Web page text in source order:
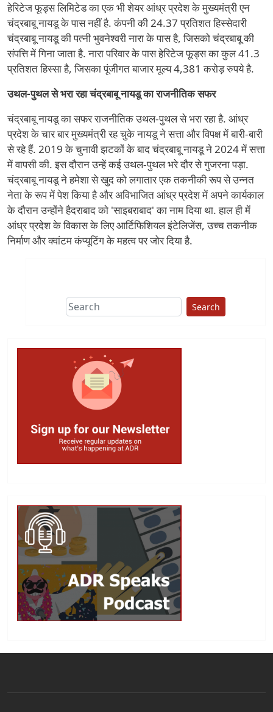
हेरिटेज फूड्स लिमिटेड का एक भी शेयर आंध्र प्रदेश के मुख्यमंत्री एन
चंद्रबाबू नायडू के पास नहीं है. कंपनी की 24.37 प्रतिशत हिस्सेदारी
चंद्रबाबू नायडू की पत्नी भुवनेश्वरी नारा के पास है, जिसको चंद्रबाबू की
संपत्ति में गिना जाता है. नारा परिवार के पास हेरिटेज फूड्स का कुल 41.3
प्रतिशत हिस्सा है, जिसका पूंजीगत बाजार मूल्य 4,381 करोड़ रुपये है.
उथल-पुथल से भरा रहा चंद्रबाबू नायडू का राजनीतिक सफर
चंद्रबाबू नायडू का सफर राजनीतिक उथल-पुथल से भरा रहा है. आंध्र
प्रदेश के चार बार मुख्यमंत्री रह चुके नायडू ने सत्ता और विपक्ष में बारी-बारी
से रहे हैं. 2019 के चुनावी झटकों के बाद चंद्रबाबू नायडू ने 2024 में सत्ता
में वापसी की. इस दौरान उन्हें कई उथल-पुथल भरे दौर से गुजरना पड़ा.
चंद्रबाबू नायडू ने हमेशा से खुद को लगातार एक तकनीकी रूप से उन्नत
नेता के रूप में पेश किया है और अविभाजित आंध्र प्रदेश में अपने कार्यकाल
के दौरान उन्होंने हैदराबाद को 'साइबराबाद' का नाम दिया था. हाल ही में
आंध्र प्रदेश के विकास के लिए आर्टिफिशियल इंटेलिजेंस, उच्च तकनीक
निर्माण और क्वांटम कंप्यूटिंग के महत्व पर जोर दिया है.
Search